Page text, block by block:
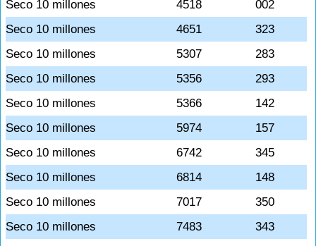
Seco 10 millones 4518
002
Seco 10 millones
4651
323
Seco 10 millones
5307
283
Seco 10 millones
5356
293
Seco 10 millones
5366
142
Seco 10 millones
5974
157
Seco 10 millones
6742
345
Seco 10 millones
6814
148
Seco 10 millones
7017
350
Seco 10 millones
7483
343